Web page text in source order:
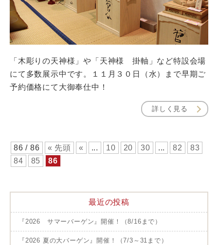
「木彫りの天神様」や「天神様 掛軸」など特設会場
にて多数展示中です。１１月３０日（水）まで早期ご
予約価格にて大御奉仕中！
詳しく見る
86 / 86 « 先頭 « ... 10 20 30 ... 82
83
84
85 86
最近の投稿
『2026 サマーバーゲン』開催！（8/16まで）
『2026 夏の大バーゲン』開催！（7/3～31まで）